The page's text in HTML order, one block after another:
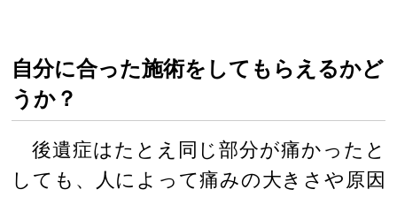
自分に合った施術をしてもらえるかど
うか？
後遺症はたとえ同じ部分が痛かったと
しても、人によって痛みの大きさや原因